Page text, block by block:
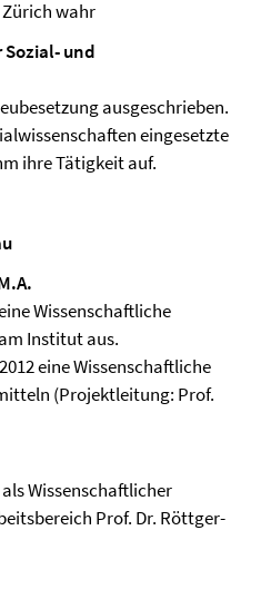
wahr
Sozial- und
ausgeschrieben.
eingesetzte
ihre Tätigkeit auf.
Wissenschaftliche
Institut aus.
eine Wissenschaftliche
(Projektleitung: Prof.
Wissenschaftlicher
Prof. Dr. Röttger-